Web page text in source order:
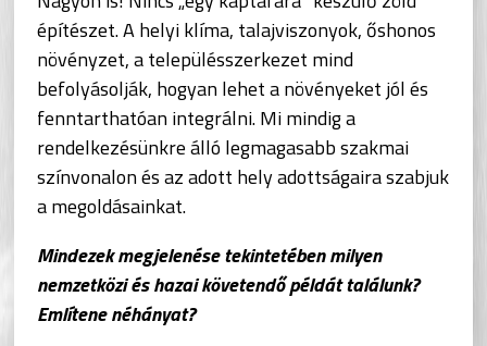
építészet. A helyi klíma, talajviszonyok, őshonos
növényzet, a településszerkezet mind
befolyásolják, hogyan lehet a növényeket jól és
fenntarthatóan integrálni. Mi mindig a
rendelkezésünkre álló legmagasabb szakmai
színvonalon és az adott hely adottságaira szabjuk
a megoldásainkat.
Mindezek megjelenése tekintetében milyen
nemzetközi és hazai követendő példát találunk?
Említene néhányat?